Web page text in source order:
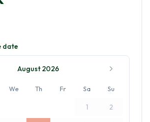
date
August 2026
We Th Fr Sa Su
1 2